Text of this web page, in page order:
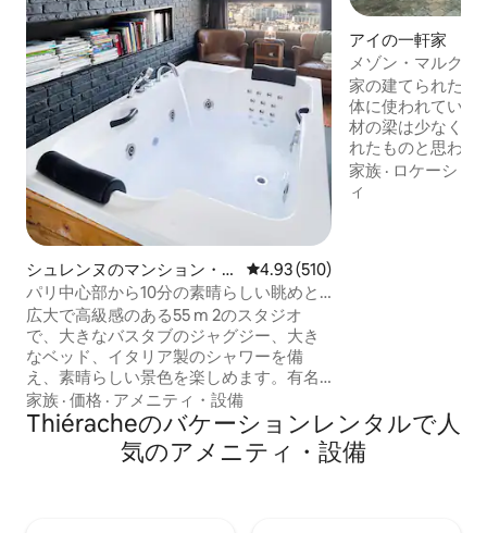
シュレンヌのマンション・ア
パート
レビュー510件、5つ星中4.93つ
4.93 (510)
パリ中心部から10分の素晴らしい眺めと
ジャグジー！
広大で高級感のある55 m 2のスタジオ
で、大きなバスタブのジャグジー、大き
なベッド、イタリア製のシャワーを備
え、素晴らしい景色を楽しめます。有名
なシャンゼリゼ通り（パリの中心部）か
ら10分の静かで安全なエリアにありま
す。 95ユーロで、愛する人を驚かせる
「ロマンスパッケージ」をオプションで
家族 · 価格 · アメニティ・設備
アイの一軒家
メゾン・マルクス
街
家の建てられた年
体に使われている
材の梁は少なくと
れたものと思われ
げで、3階建ての
とても居心地の良
家族 · ロケーショ
ィ
Thiéracheのバケーションレンタルで人
気のアメニティ・設備